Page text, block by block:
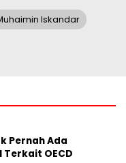
Iskandar
Pernah Ada
OECD